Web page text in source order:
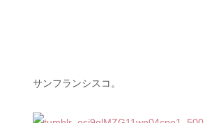
サンフランシスコ。